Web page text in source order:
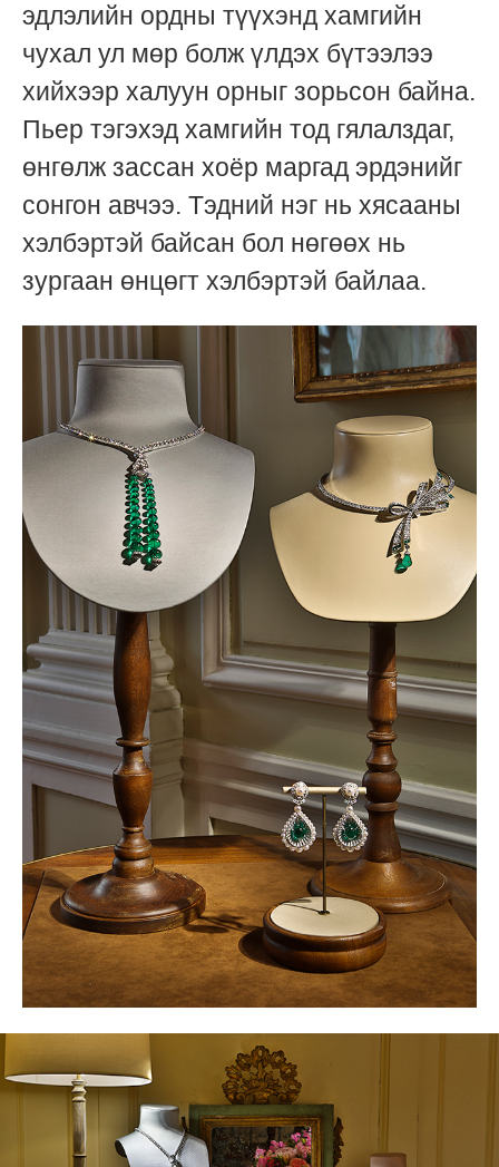
эдлэлийн ордны түүхэнд хамгийн
чухал ул мөр болж үлдэх бүтээлээ
хийхээр халуун орныг зорьсон байна.
Пьер тэгэхэд хамгийн тод гялалздаг,
өнгөлж зассан хоёр маргад эрдэнийг
сонгон авчээ. Тэдний нэг нь хясааны
хэлбэртэй байсан бол нөгөөх нь
зургаан өнцөгт хэлбэртэй байлаа.